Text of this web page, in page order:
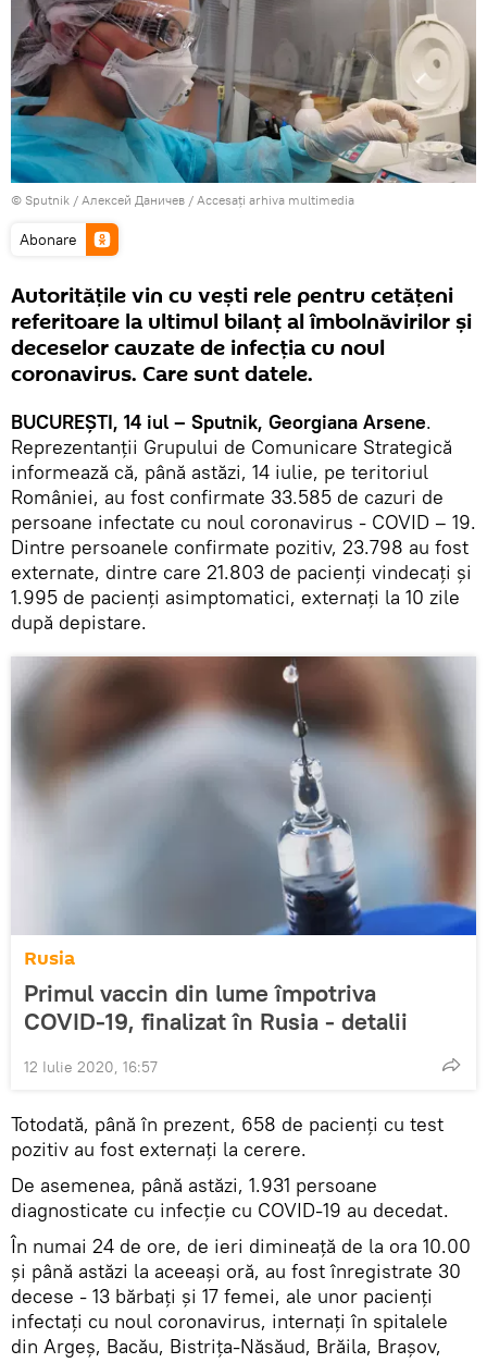
© Sputnik / Алексей Даничев / Accesați arhiva multimedia
Abonare
Autoritățile vin cu vești rele pentru cetățeni
referitoare la ultimul bilanț al îmbolnăvirilor și
deceselor cauzate de infecția cu noul
coronavirus. Care sunt datele.
BUCUREȘTI, 14 iul – Sputnik, Georgiana Arsene.
Reprezentanții Grupului de Comunicare Strategică
informează că, până astăzi, 14 iulie, pe teritoriul
României, au fost confirmate 33.585 de cazuri de
persoane infectate cu noul coronavirus - COVID – 19.
Dintre persoanele confirmate pozitiv, 23.798 au fost
externate, dintre care 21.803 de pacienți vindecați și
1.995 de pacienți asimptomatici, externați la 10 zile
după depistare.
Rusia
Primul vaccin din lume împotriva
COVID-19, finalizat în Rusia - detalii
12 Iulie 2020, 16:57
Totodată, până în prezent, 658 de pacienți cu test
pozitiv au fost externați la cerere.
De asemenea, până astăzi, 1.931 persoane
diagnosticate cu infecție cu COVID-19 au decedat.
În numai 24 de ore, de ieri dimineață de la ora 10.00
și până astăzi la aceeași oră, au fost înregistrate 30
decese - 13 bărbați și 17 femei, ale unor pacienți
infectați cu noul coronavirus, internați în spitalele
din Argeș, Bacău, Bistrița-Năsăud, Brăila, Brașov,